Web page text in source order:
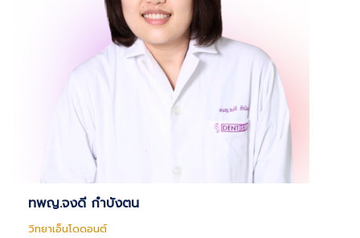
ทพญ.จงดี กำบังตน
วิทยาเอ็นโดดอนต์